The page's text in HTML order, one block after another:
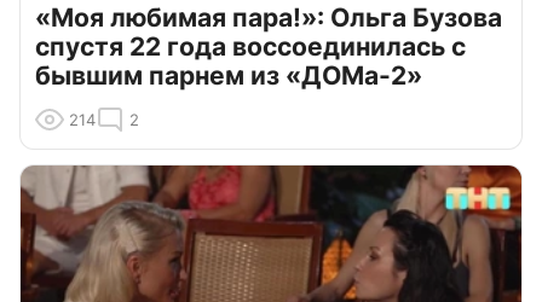
«Моя любимая пара!»: Ольга Бузова
спустя 22 года воссоединилась с
бывшим парнем из «ДОМа-2»
214 2